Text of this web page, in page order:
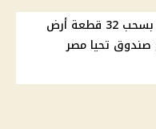
توفيق عكاشة يطالب بسحب 32 قطعة أرض
صندوق تحيا مصر